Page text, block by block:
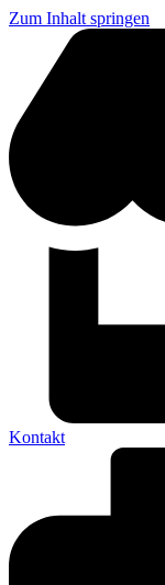
Zum Inhalt springen
Kontakt